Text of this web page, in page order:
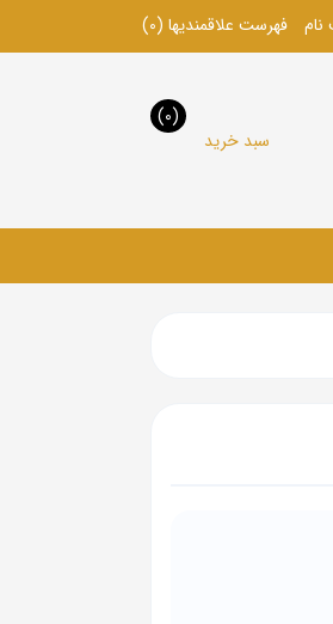
فهرست علاقمندیها (0)
سبد خرید
(0)